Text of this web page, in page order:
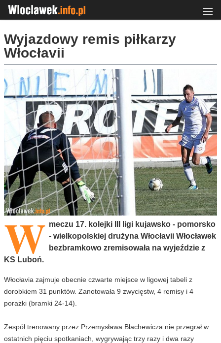
Wyjazdowy remis piłkarzy
Włocłavii
W meczu 17. kolejki III ligi kujawsko - pomorsko
- wielkopolskiej drużyna Włocłavii Włocławek
bezbramkowo zremisowała na wyjeździe z
KS Luboń.
Włocłavia zajmuje obecnie czwarte miejsce w ligowej tabeli z
dorobkiem 31 punktów. Zanotowała 9 zwycięstw, 4 remisy i 4
porażki (bramki 24-14).
Zespół trenowany przez Przemysława Błachewicza nie przegrał w
ostatnich pięciu spotkaniach, wygrywając trzy razy i dwa razy